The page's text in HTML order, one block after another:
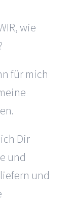
wie
für mich
Dir
und
und